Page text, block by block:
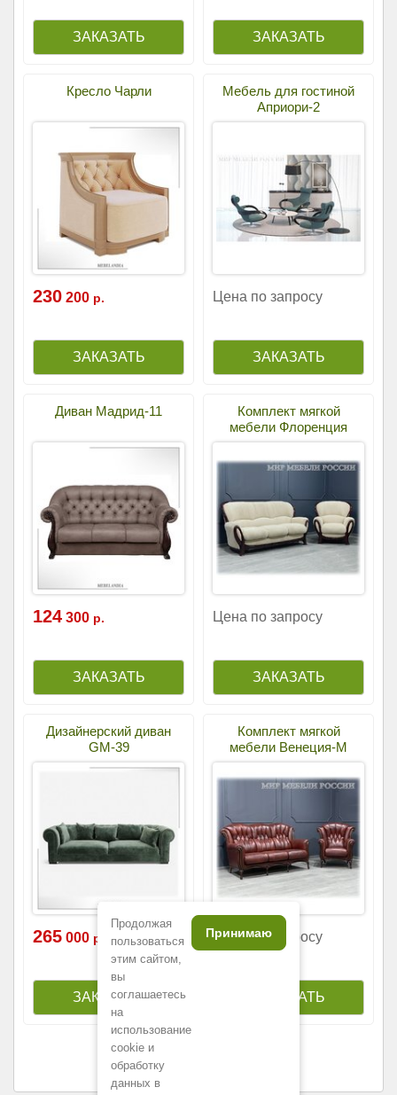
Кресло Чарли
230 200 р.
Мебель для гостиной
Априори-2
Цена по запросу
Диван Мадрид-11
124 300 р.
Комплект мягкой
мебели Флоренция
Цена по запросу
Дизайнерский диван
GM-39
265 000 р.
Комплект мягкой
мебели Венеция-М
Цена по запросу
Продолжая
пользоваться
этим сайтом,
вы
соглашаетесь
на
использование
cookie и
обработку
данных в
Принимаю